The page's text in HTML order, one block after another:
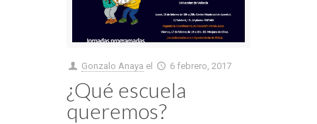
Gonzalo Anaya el 6 febrero, 2017
¿Qué escuela
queremos?